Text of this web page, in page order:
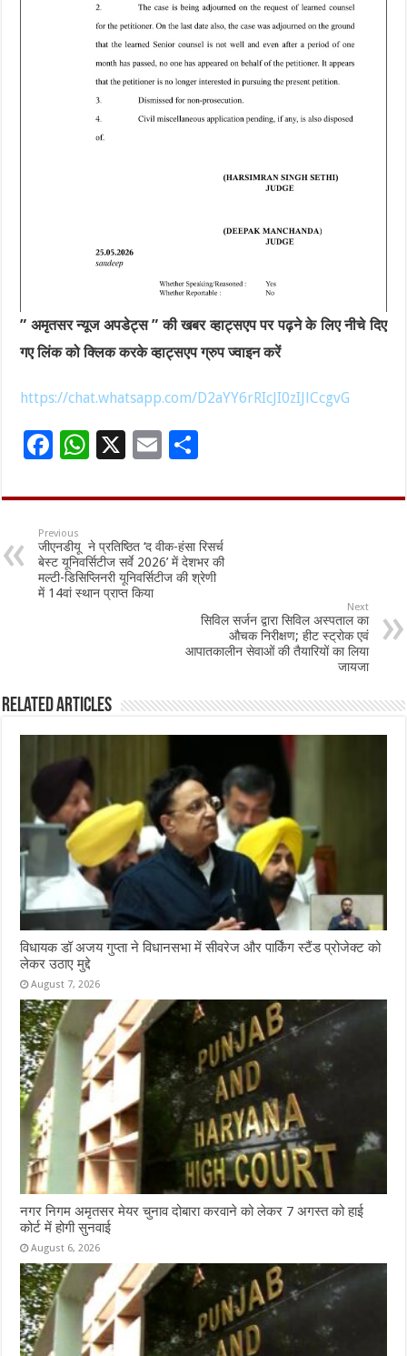
” अमृतसर न्यूज अपडेट्स ” की खबर व्हाट्सएप पर पढ़ने के लिए नीचे दिए
गए लिंक को क्लिक करके व्हाट्सएप ग्रुप ज्वाइन करें
https://chat.whatsapp.com/D2aYY6rRIcJI0zIJlCcgvG
F
e
b
o
o
W
at
sA
p
p
X
E
ai
l
ar
e
Previous
जीएनडीयू ने प्रतिष्ठित ‘द वीक-हंसा रिसर्च
बेस्ट यूनिवर्सिटीज सर्वे 2026’ में देशभर की
मल्टी-डिसिप्लिनरी यूनिवर्सिटीज की श्रेणी
में 14वां स्थान प्राप्त किया
Next
सिविल सर्जन द्वारा सिविल अस्पताल का
औचक निरीक्षण; हीट स्ट्रोक एवं
आपातकालीन सेवाओं की तैयारियों का लिया
जायजा
Related Articles
विधायक डॉ अजय गुप्ता ने विधानसभा में सीवरेज और पार्किंग स्टैंड प्रोजेक्ट को
लेकर उठाए मुद्दे
August 7, 2026
नगर निगम अमृतसर मेयर चुनाव दोबारा करवाने को लेकर 7 अगस्त को हाई
कोर्ट में होगी सुनवाई
August 6, 2026